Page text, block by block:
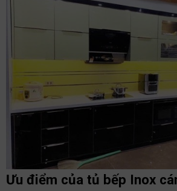
Ưu điểm của tủ bếp Inox